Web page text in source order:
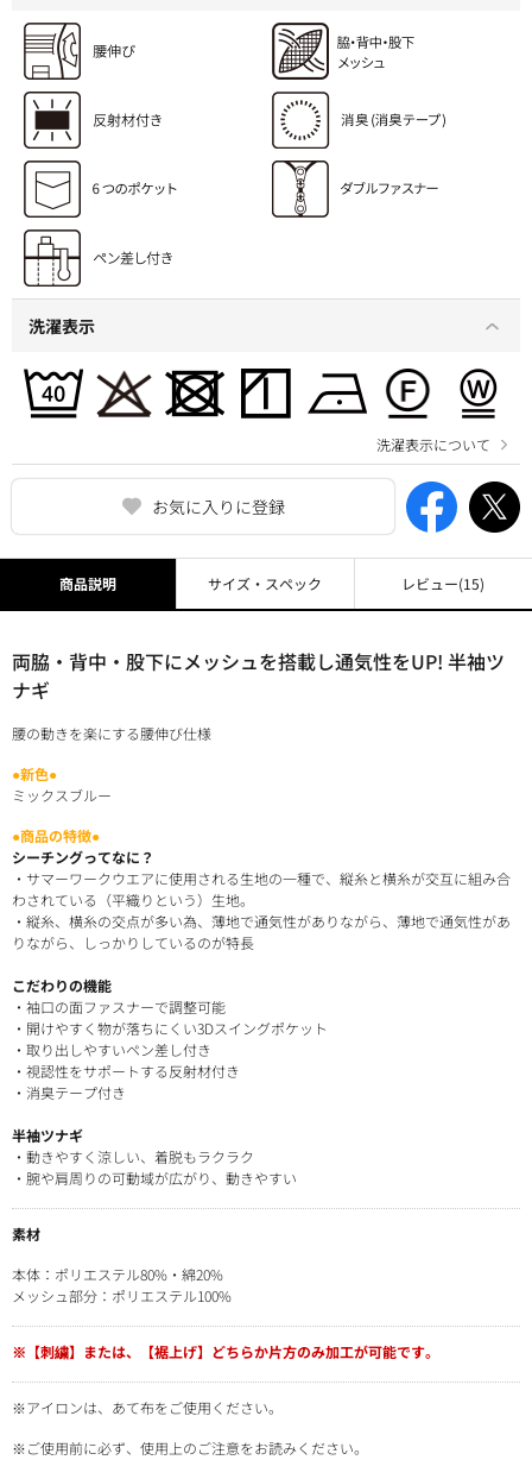
お気に入りに登録
洗濯表示
洗濯表示について
商品説明
両脇・背中・股下にメッシュを搭載し通気性をUP! 半袖ツ
ナギ
腰の動きを楽にする腰伸び仕様
●新色●
ミックスブルー
●商品の特徴●
シーチングってなに？
・サマーワークウエアに使用される生地の一種で、縦糸と横糸が交互に組み合
わされている（平織りという）生地。
・縦糸、横糸の交点が多い為、薄地で通気性がありながら、薄地で通気性があ
りながら、しっかりしているのが特長
こだわりの機能
・袖口の面ファスナーで調整可能
・開けやすく物が落ちにくい3Dスイングポケット
・取り出しやすいペン差し付き
・視認性をサポートする反射材付き
・消臭テープ付き
半袖ツナギ
・動きやすく涼しい、着脱もラクラク
・腕や肩周りの可動域が広がり、動きやすい
素材
本体：ポリエステル80%・綿20%
メッシュ部分：ポリエステル100%
※【刺繍】または、【裾上げ】どちらか片方のみ加工が可能です。
※アイロンは、あて布をご使用ください。
※ご使用前に必ず、使用上のご注意をお読みください。
サイズ・スペック レビュー(15)